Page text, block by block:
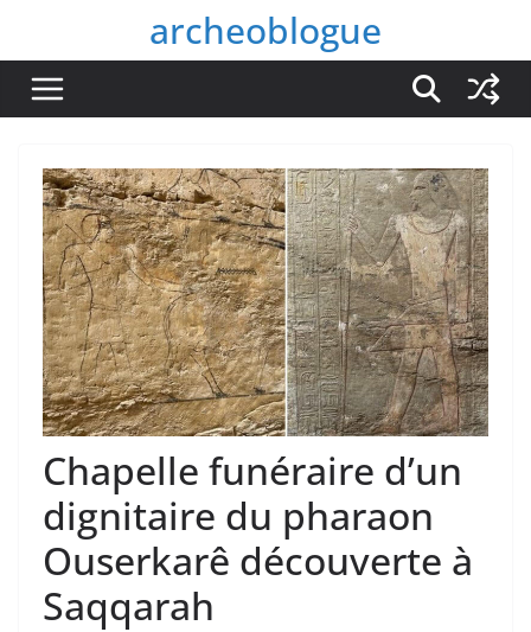
contenu
archeoblogue
Chapelle funéraire d’un
dignitaire du pharaon
Ouserkarê découverte à
Saqqarah